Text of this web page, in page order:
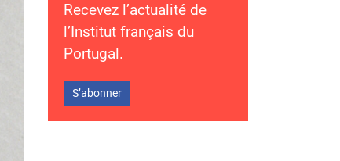
Recevez l’actualité de
l’Institut français du
Portugal.
S’abonner